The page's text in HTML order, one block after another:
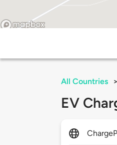
All Countries >
EV